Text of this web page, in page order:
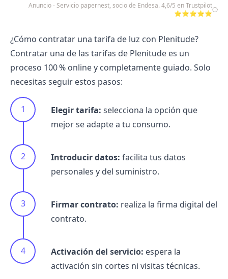
Anuncio - Servicio papernest, socio de Endesa. 4,6/5 en Trustpilot
⭐⭐⭐⭐⭐
¿Cómo contratar una tarifa de luz con Plenitude?
Contratar una de las tarifas de Plenitude es un
proceso 100 % online y completamente guiado. Solo
necesitas seguir estos pasos:
Elegir tarifa: selecciona la opción que
mejor se adapte a tu consumo.
Introducir datos: facilita tus datos
personales y del suministro.
Firmar contrato: realiza la firma digital del
contrato.
Activación del servicio: espera la
activación sin cortes ni visitas técnicas.